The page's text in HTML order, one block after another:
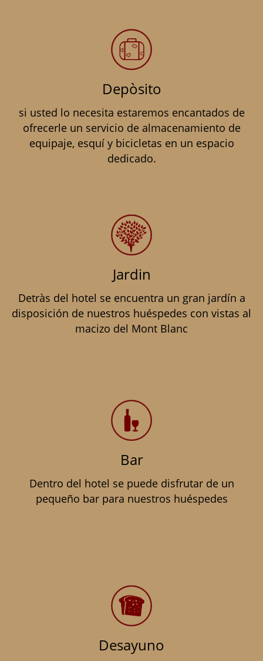
Depòsito
si usted lo necesita estaremos encantados de
ofrecerle un servicio de almacenamiento de
equipaje, esquí y bicicletas en un espacio
dedicado.
Jardin
Detràs del hotel se encuentra un gran jardín a
disposición de nuestros huéspedes con vistas al
macizo del Mont Blanc
Bar
Dentro del hotel se puede disfrutar de un
pequeño bar para nuestros huéspedes
Desayuno